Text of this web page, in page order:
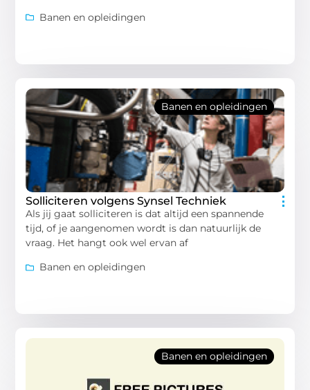
Banen en opleidingen
Banen en opleidingen
Solliciteren volgens Synsel Techniek
Als jij gaat solliciteren is dat altijd een spannende
tijd, of je aangenomen wordt is dan natuurlijk de
vraag. Het hangt ook wel ervan af
Banen en opleidingen
Banen en opleidingen